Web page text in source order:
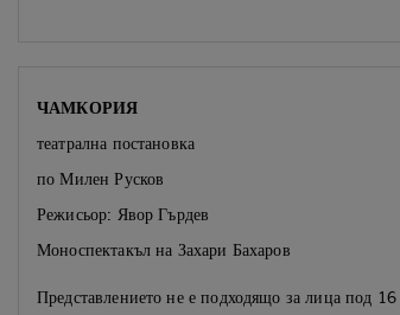
ЧАМКОРИЯ
театрална постановка
по Милен Русков
Режисьор: Явор Гърдев
Моноспектакъл на Захари Бахаров
Представлението не е подходящо за лица под 16